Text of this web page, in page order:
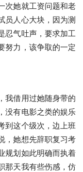
次她就工资问题和老
员人心大块，因为测
忍气吐声，要求加工
努力，该争取的一定
我借用过她随身带的
没有电影之类的娱乐
到这个级次，边上班
，她想先辞职复习考
规划如此明确而执着
那天我有些伤感，仿